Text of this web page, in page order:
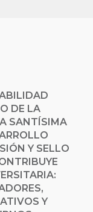
DE LA
SANTÍSIMA
Y SELLO
Y